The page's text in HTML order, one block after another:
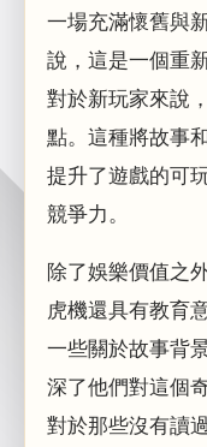
一場充滿懷舊與
說，這是一個重
對於新玩家來說
點。這種將故事
提升了遊戲的可
競爭力。
除了娛樂價值之
虎機還具有教育
一些關於故事背
深了他們對這個
對於那些沒有讀